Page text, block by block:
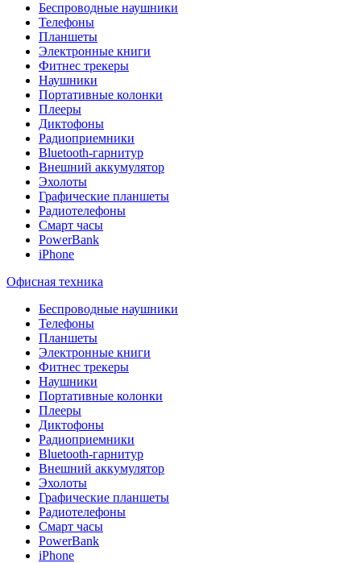
Беспроводные наушники
Телефоны
Планшеты
Электронные книги
Фитнес трекеры
Наушники
Портативные колонки
Плееры
Диктофоны
Радиоприемники
Bluetooth-гарнитур
Внешний аккумулятор
Эхолоты
Графические планшеты
Радиотелефоны
Смарт часы
PowerBank
iPhone
Офисная техника
Беспроводные наушники
Телефоны
Планшеты
Электронные книги
Фитнес трекеры
Наушники
Портативные колонки
Плееры
Диктофоны
Радиоприемники
Bluetooth-гарнитур
Внешний аккумулятор
Эхолоты
Графические планшеты
Радиотелефоны
Смарт часы
PowerBank
iPhone